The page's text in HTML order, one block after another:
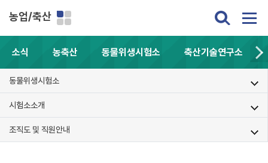
농업/축산
소식 농축산 동물위생시험소 축산기술연구소
동물위생시험소
시험소소개
조직도 및 직원안내